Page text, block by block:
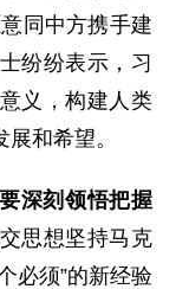
同中方携手建
纷纷表示，习
义，构建人类
和希望。
深刻领悟把握
思想坚持马克
必须”的新经验